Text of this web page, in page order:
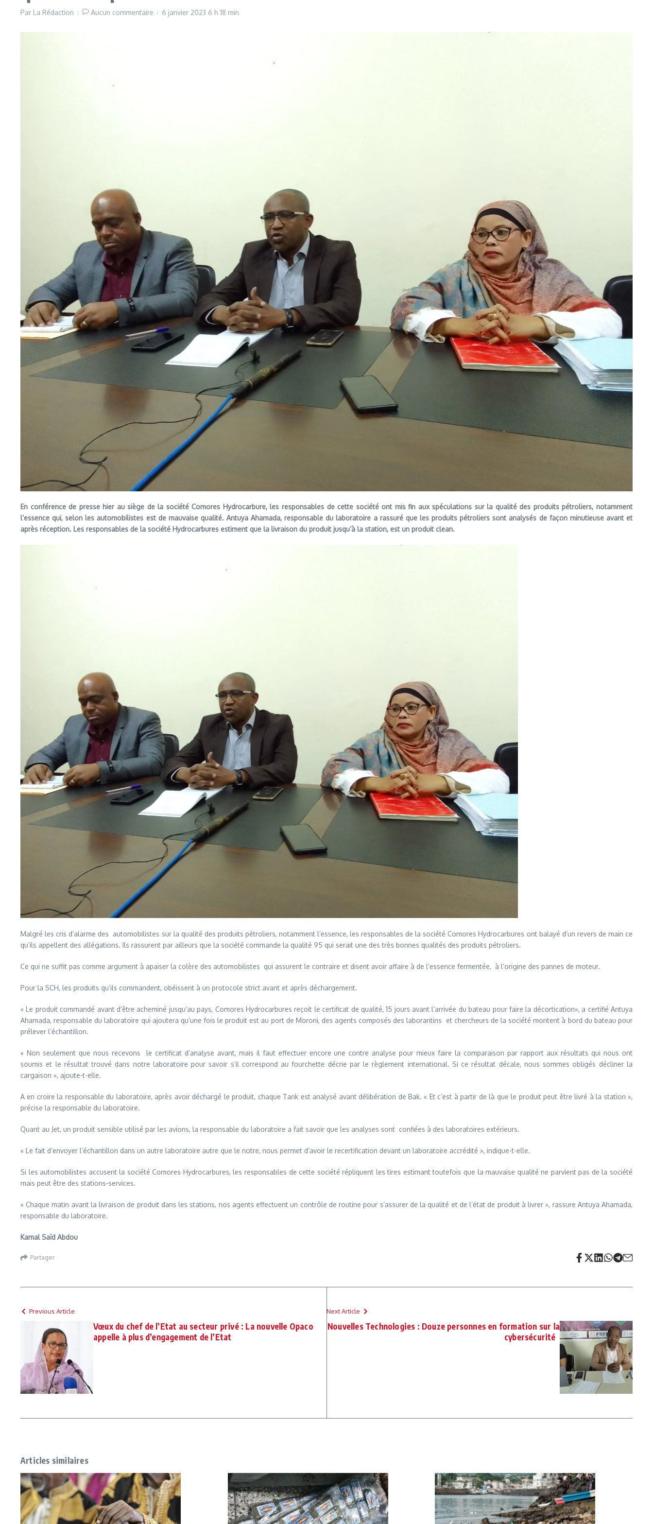
Par La Rédaction Aucun commentaire 6 janvier 2023 6 h 18 min
En conférence de presse hier au siège de la société Comores Hydrocarbure, les responsables de cette société ont mis fin aux spéculations sur la qualité des produits pétroliers, notamment
l’essence qui, selon les automobilistes est de mauvaise qualité. Antuya Ahamada, responsable du laboratoire a rassuré que les produits pétroliers sont analysés de façon minutieuse avant et
après réception. Les responsables de la société Hydrocarbures estiment que la livraison du produit jusqu’à la station, est un produit clean.
Malgré les cris d’alarme des automobilistes sur la qualité des produits pétroliers, notamment l’essence, les responsables de la société Comores Hydrocarbures ont balayé d’un revers de main ce
qu’ils appellent des allégations. Ils rassurent par ailleurs que la société commande la qualité 95 qui serait une des très bonnes qualités des produits pétroliers.
Ce qui ne suffit pas comme argument à apaiser la colère des automobilistes qui assurent le contraire et disent avoir affaire à de l’essence fermentée, à l’origine des pannes de moteur.
Pour la SCH, les produits qu’ils commandent, obéissent à un protocole strict avant et après déchargement.
« Le produit commandé avant d’être acheminé jusqu’au pays, Comores Hydrocarbures reçoit le certificat de qualité, 15 jours avant l’arrivée du bateau pour faire la décortication», a certifié Antuya
Ahamada, responsable du laboratoire qui ajoutera qu’une fois le produit est au port de Moroni, des agents composés des laborantins et chercheurs de la société montent à bord du bateau pour
prélever l’échantillon.
« Non seulement que nous recevons le certificat d’analyse avant, mais il faut effectuer encore une contre analyse pour mieux faire la comparaison par rapport aux résultats qui nous ont
soumis et le résultat trouvé dans notre laboratoire pour savoir s’il correspond au fourchette décrie par le règlement international. Si ce résultat décale, nous sommes obligés décliner la
cargaison », ajoute-t-elle.
A en croire la responsable du laboratoire, après avoir déchargé le produit, chaque Tank est analysé avant délibération de Bak. « Et c’est à partir de là que le produit peut être livré à la station »,
précise la responsable du laboratoire.
Quant au Jet, un produit sensible utilisé par les avions, la responsable du laboratoire a fait savoir que les analyses sont confiées à des laboratoires extérieurs.
« Le fait d’envoyer l’échantillon dans un autre laboratoire autre que le notre, nous permet d’avoir le recertification devant un laboratoire accrédité », indique-t-elle.
Si les automobilistes accusent la société Comores Hydrocarbures, les responsables de cette société répliquent les tires estimant toutefois que la mauvaise qualité ne parvient pas de la société
mais peut être des stations-services.
« Chaque matin avant la livraison de produit dans les stations, nos agents effectuent un contrôle de routine pour s’assurer de la qualité et de l’état de produit à livrer », rassure Antuya Ahamada,
responsable du laboratoire.
Kamal Saïd Abdou
Partager
Previous Article
Vœux du chef de l’Etat au secteur privé : La nouvelle Opaco
appelle à plus d’engagement de l’Etat
Next Article
Nouvelles Technologies : Douze personnes en formation sur la
cybersécurité
Articles similaires